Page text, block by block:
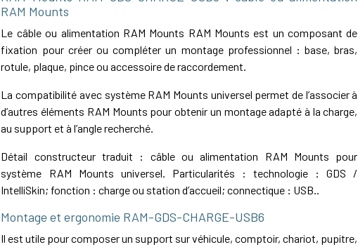
RAM Mounts
Le câble ou alimentation RAM Mounts RAM Mounts est un composant de
fixation pour créer ou compléter un montage professionnel : base, bras,
rotule, plaque, pince ou accessoire de raccordement.
La compatibilité avec système RAM Mounts universel permet de l’associer à
d’autres éléments RAM Mounts pour obtenir un montage adapté à la charge,
au support et à l’angle recherché.
Détail constructeur traduit : câble ou alimentation RAM Mounts pour
système RAM Mounts universel. Particularités : technologie : GDS /
IntelliSkin; fonction : charge ou station d’accueil; connectique : USB..
Montage et ergonomie RAM-GDS-CHARGE-USB6
Il est utile pour composer un support sur véhicule, comptoir, chariot, pupitre,